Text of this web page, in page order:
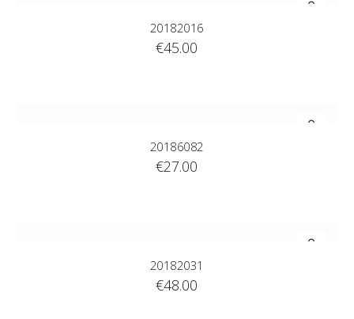
20182016
€45.00
20186082
€27.00
20182031
€48.00